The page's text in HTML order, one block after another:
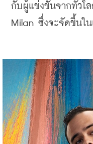
กับผู้แข่งขันจากทั่วโ
Milan ซึ่งจะจัดขึ้นใ